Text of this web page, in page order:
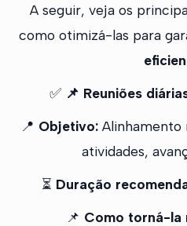
A seguir, veja os
como otimizá-las para
✅ 📌 Reuniões
📍 Objetivo: Alinhamento
atividades,
⏳ Duração
📌 Como torná-la